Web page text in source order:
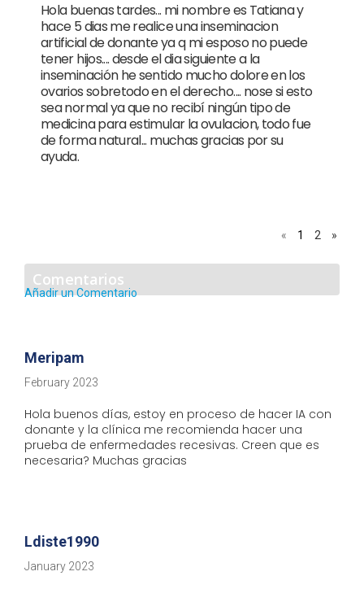
Hola buenas tardes... mi nombre es Tatiana y
hace 5 dias me realice una inseminacion
artificial de donante ya q mi esposo no puede
tener hijos.... desde el dia siguiente a la
inseminación he sentido mucho dolore en los
ovarios sobretodo en el derecho.... nose si esto
sea normal ya que no recibí ningún tipo de
medicina para estimular la ovulacion, todo fue
de forma natural... muchas gracias por su
ayuda.
« 1 2 »
Comentarios
Añadir un Comentario
Meripam
February 2023
Hola buenos días, estoy en proceso de hacer IA con
donante y la clínica me recomienda hacer una
prueba de enfermedades recesivas. Creen que es
necesaria? Muchas gracias
Ldiste1990
January 2023